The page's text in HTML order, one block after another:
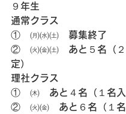
９年生
通常クラス
①　㈪㈬㈯　募集終了
②　㈫㈮㈯　あと５名（
定）
理社クラス
①　㈭　あと４名（１名入
②　㈫㈮　あと６名（１名